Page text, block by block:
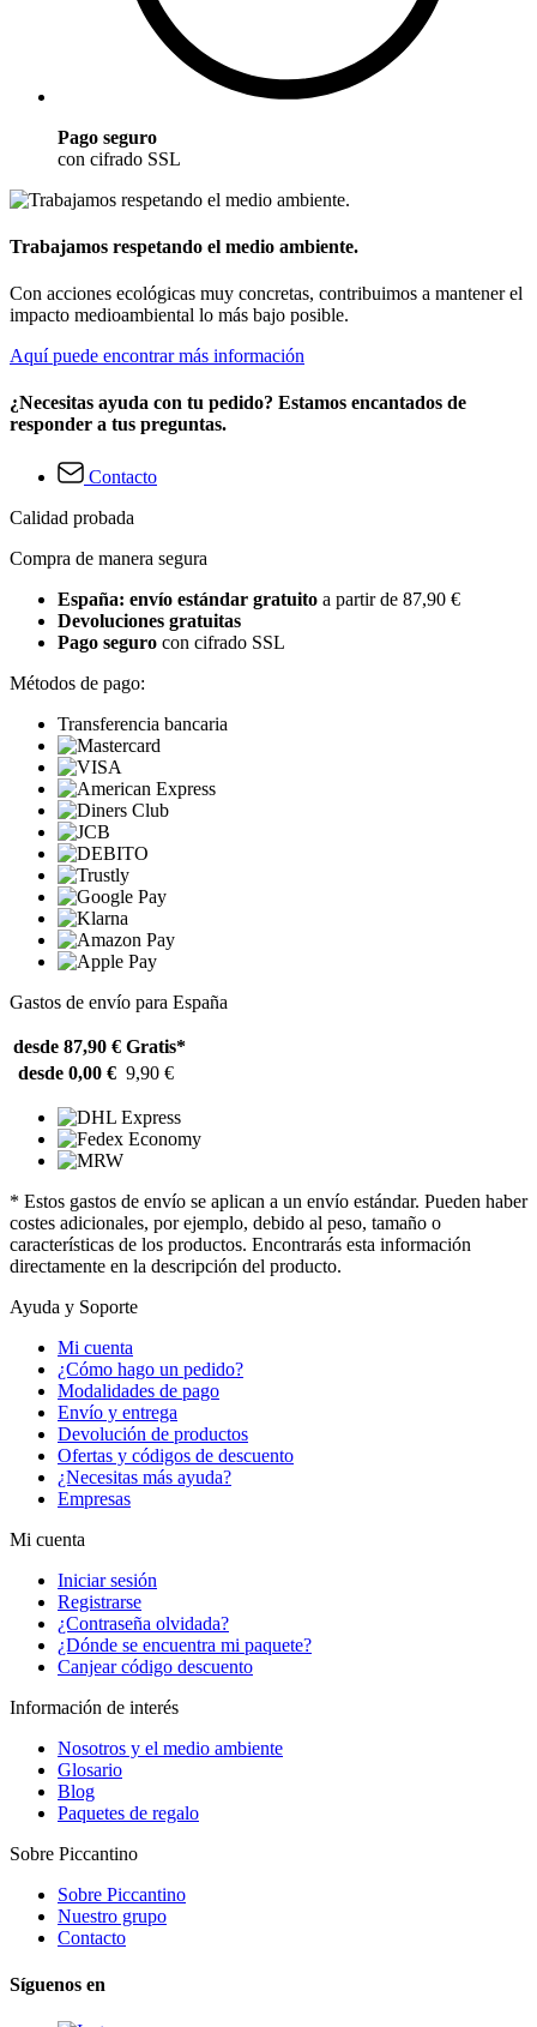
Pago seguro
con cifrado SSL
Trabajamos respetando el medio ambiente.
Con acciones ecológicas muy concretas, contribuimos a mantener el
impacto medioambiental lo más bajo posible.
Aquí puede encontrar más información
¿Necesitas ayuda con tu pedido? Estamos encantados de
responder a tus preguntas.
Contacto
Calidad probada
Compra de manera segura
España: envío estándar gratuito a partir de 87,90 €
Devoluciones gratuitas
Pago seguro con cifrado SSL
Métodos de pago:
Transferencia bancaria
Gastos de envío para España
desde 87,90 € Gratis*
desde 0,00 € 9,90 €
* Estos gastos de envío se aplican a un envío estándar. Pueden haber
costes adicionales, por ejemplo, debido al peso, tamaño o
características de los productos. Encontrarás esta información
directamente en la descripción del producto.
Ayuda y Soporte
Mi cuenta
¿Cómo hago un pedido?
Modalidades de pago
Envío y entrega
Devolución de productos
Ofertas y códigos de descuento
¿Necesitas más ayuda?
Empresas
Mi cuenta
Iniciar sesión
Registrarse
¿Contraseña olvidada?
¿Dónde se encuentra mi paquete?
Canjear código descuento
Información de interés
Nosotros y el medio ambiente
Glosario
Blog
Paquetes de regalo
Sobre Piccantino
Sobre Piccantino
Nuestro grupo
Contacto
Síguenos en